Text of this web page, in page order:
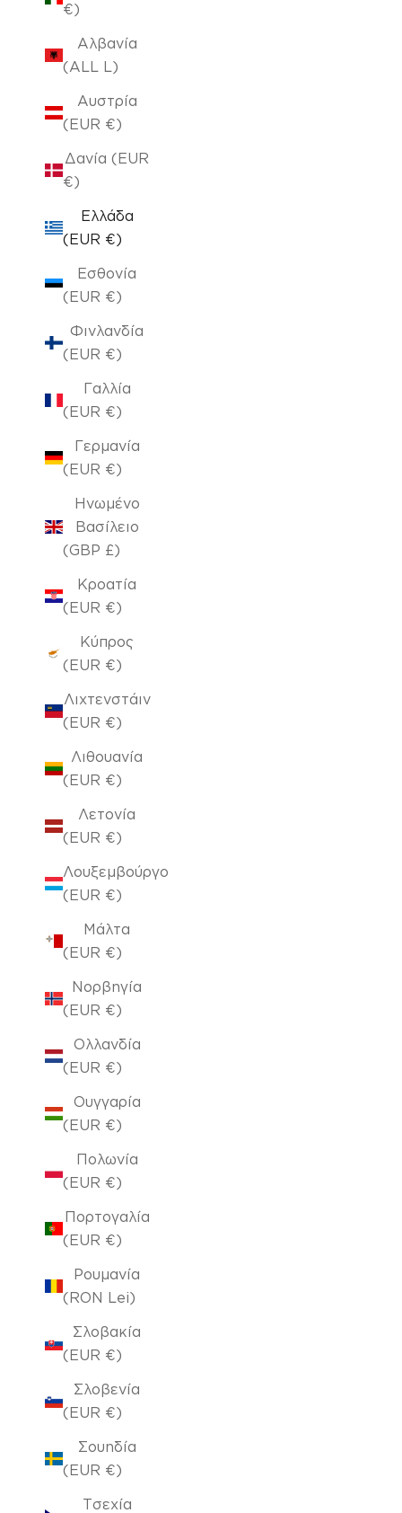
€)
Αλβανία
(ALL L)
Αυστρία
(EUR €)
Δανία (EUR
€)
Ελλάδα
(EUR €)
Εσθονία
(EUR €)
Φινλανδία
(EUR €)
Γαλλία
(EUR €)
Γερμανία
(EUR €)
Ηνωμένο
Βασίλειο
(GBP £)
Κροατία
(EUR €)
Κύπρος
(EUR €)
Λιχτενστάιν
(EUR €)
Λιθουανία
(EUR €)
Λετονία
(EUR €)
Λουξεμβούργο
(EUR €)
Μάλτα
(EUR €)
Νορβηγία
(EUR €)
Ολλανδία
(EUR €)
Ουγγαρία
(EUR €)
Πολωνία
(EUR €)
Πορτογαλία
(EUR €)
Ρουμανία
(RON Lei)
Σλοβακία
(EUR €)
Σλοβενία
(EUR €)
Σουηδία
(EUR €)
Τσεχία